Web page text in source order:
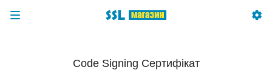
Code Signing Сертифікат